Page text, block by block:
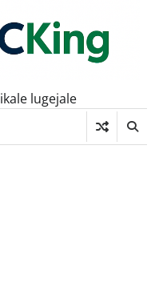
lugejale